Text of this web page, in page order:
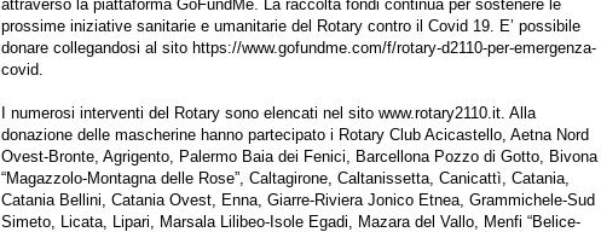
attraverso la piattaforma GoFundMe. La raccolta fondi continua per sostenere le
prossime iniziative sanitarie e umanitarie del Rotary contro il Covid 19. E’ possibile
donare collegandosi al sito https://www.gofundme.com/f/rotary-d2110-per-emergenza-
covid
I numerosi interventi del Rotary sono elencati nel sito www.rotary2110.it . Alla
donazione delle mascherine hanno partecipato i Rotary Club Acicastello, Aetna Nord
Ovest-Bronte, Agrigento, Palermo Baia dei Fenici, Barcellona Pozzo di Gotto, Bivona
“Magazzolo-Montagna delle Rose”, Caltagirone, Caltanissetta, Canicattì, Catania,
Catania Bellini, Catania Ovest, Enna, Giarre-Riviera Jonico Etnea, Grammichele-Sud
Simeto, Licata, Lipari, Marsala Lilibeo-Isole Egadi, Mazara del Vallo, Menfi “Belice-